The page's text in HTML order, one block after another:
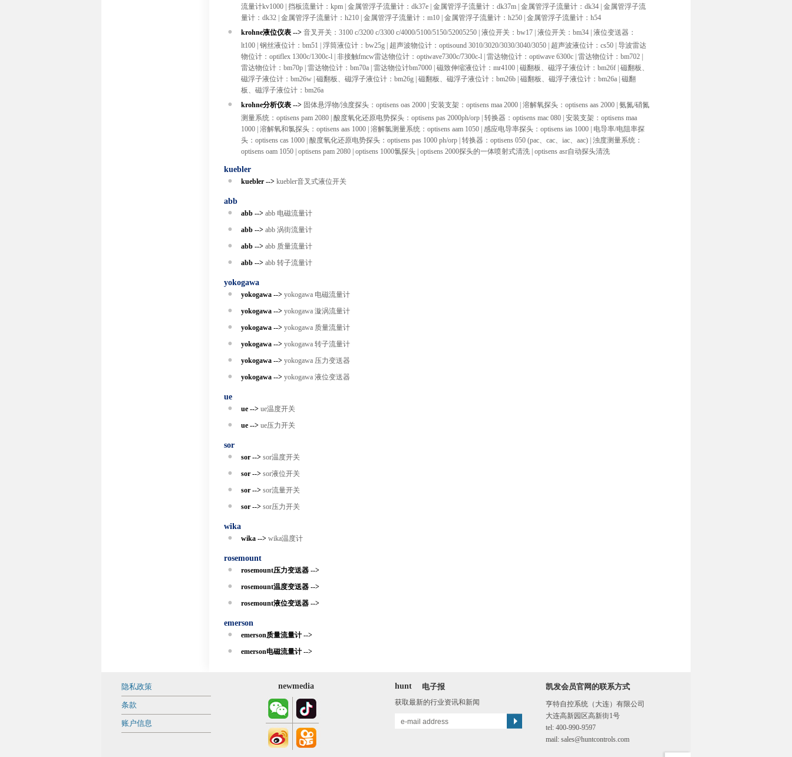
流量计kv1000 | 挡板流量计：kpm | 金属管浮子流量计：dk37e | 金属管浮子流量计：dk37m | 金属管浮子流量计：dk34 | 金属管浮子流
量计：dk32 | 金属管浮子流量计：h210 | 金属管浮子流量计：m10 | 金属管浮子流量计：h250 | 金属管浮子流量计：h54
krohne液位仪表 --> 音叉开关：3100 c/3200 c/3300 c/4000/5100/5150/52005250 | 液位开关：bw17 | 液位开关：bm34 | 液位变送器：
lt100 | 钢丝液位计：bm51 | 浮筒液位计：bw25g | 超声波物位计：optisound 3010/3020/3030/3040/3050 | 超声波液位计：cs50 | 导波雷达
物位计：optiflex 1300c/1300c-l | 非接触fmcw雷达物位计：optiwave7300c/7300c-l | 雷达物位计：optiwave 6300c | 雷达物位计：bm702 |
雷达物位计：bm70p | 雷达物位计：bm70a | 雷达物位计bm7000 | 磁致伸缩液位计：mr4100 | 磁翻板、磁浮子液位计：bm26f | 磁翻板、
磁浮子液位计：bm26w | 磁翻板、磁浮子液位计：bm26g | 磁翻板、磁浮子液位计：bm26b | 磁翻板、磁浮子液位计：bm26a | 磁翻
板、磁浮子液位计：bm26a
krohne分析仪表 --> 固体悬浮物/浊度探头：optisens oas 2000 | 安装支架：optisens maa 2000 | 溶解氧探头：optisens aas 2000 | 氨氮/硝氮
测量系统：optisens pam 2080 | 酸度氧化还原电势探头：optisens pas 2000ph/orp | 转换器：optisens mac 080 | 安装支架：optisens maa
1000 | 溶解氧和氯探头：optisens aas 1000 | 溶解氯测量系统：optisens aam 1050 | 感应电导率探头：optisens ias 1000 | 电导率/电阻率探
头：optisens cas 1000 | 酸度氧化还原电势探头：optisens pas 1000 ph/orp | 转换器：optisens 050 (pac、cac、iac、aac) | 浊度测量系统：
optisens oam 1050 | optisens pam 2080 | optisens 1000氯探头 | optisens 2000探头的一体喷射式清洗 | optisens asr自动探头清洗
kuebler
kuebler --> kuebler音叉式液位开关
abb
abb --> abb 电磁流量计
abb --> abb 涡街流量计
abb --> abb 质量流量计
abb --> abb 转子流量计
yokogawa
yokogawa --> yokogawa 电磁流量计
yokogawa --> yokogawa 漩涡流量计
yokogawa --> yokogawa 质量流量计
yokogawa --> yokogawa 转子流量计
yokogawa --> yokogawa 压力变送器
yokogawa --> yokogawa 液位变送器
ue
ue --> ue温度开关
ue --> ue压力开关
sor
sor --> sor温度开关
sor --> sor液位开关
sor --> sor流量开关
sor --> sor压力开关
wika
wika --> wika温度计
rosemount
rosemount压力变送器 -->
rosemount温度变送器 -->
rosemount液位变送器 -->
emerson
emerson质量流量计 -->
emerson电磁流量计 -->
隐私政策
条款
账户信息
newmedia hunt 电子报
获取最新的行业资讯和新闻
凯发会员官网的联系方式
亨特自控系统（大连）有限公司
大连高新园区高新街1号
tel: 400-990-9597
mail: sales@huntcontrols.com